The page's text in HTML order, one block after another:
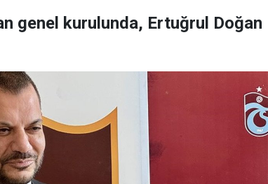
genel kurulunda, Ertuğrul Doğan